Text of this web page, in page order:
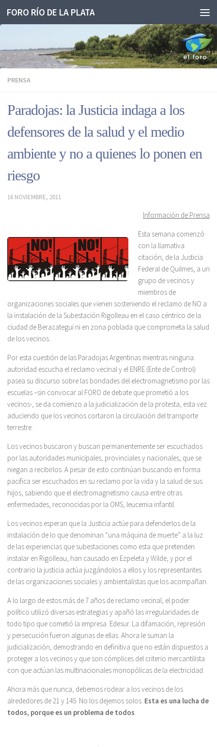
Saltar al contenido
FORO RÍO DE LA PLATA
PRENSA
Paradojas: la Justicia indaga a los
defensores de la salud y el medio
ambiente y no a quienes lo ponen en
riesgo
16 NOVIEMBRE, 2011
Información de Prensa
Esta semana comenzó
con la llamativa
citación, de la Justicia
Federal de Quilmes, a un
grupo de vecinos y
miembros de
organizaciones sociales que vienen sosteniendo el reclamo de NO a
la instalación de la Subestación Rigolleau en el caso céntrico de la
ciudad de Berazategui ni en zona poblada que comprometa la salud
de los vecinos.
Por esta cuestión de las Paradojas Argentinas mientras ninguna
autoridad escucha el reclamo vecinal y el ENRE (Ente de Control)
pasea su discurso sobre las bondades del electromagnetismo por las
escuelas –sin convocar al FORO de debate que prometió a los
vecinos-, se da comienzo a la judicialización de la protesta, esta vez
aduciendo que los vecinos cortaron la circulación del transporte
terrestre.
Los vecinos buscaron y buscan permanentemente ser escuchados
por las autoridades municipales, provinciales y nacionales, que se
niegan a recibirlos. A pesar de esto continúan buscando en forma
pacifica ser escuchados en su reclamo por la vida y la salud de sus
hijos, sabiendo que el electromagnetismo causa entre otras
enfermedades, reconocidas por la OMS, leucemia infantil.
Los vecinos esperan que la Justicia actúe para defenderlos de la
instalación de lo que denominan “una máquina de muerte” a la luz
de las experiencias que subestaciones como esta que pretenden
instalar en Rigolleau, han causado en Ezpeleta y Wilde, y por el
contrario la justicia actúa juzgándolos a ellos y los representantes
de las organizaciones sociales y ambientalistas que los acompañan.
A lo largo de estos más de 7 años de reclamo vecinal, el poder
político utilizó diversas estrategias y apañó las irregularidades de
todo tipo que cometió la empresa Edesur. La difamación, represión
y persecución fueron algunas de ellas. Ahora le suman la
judicialización, demostrando en definitiva que no están dispuestos a
proteger a los vecinos y que son cómplices del criterio mercantilista
con que actúan las multinacionales monopólicas de la electricidad.
Ahora más que nunca, debemos rodear a los vecinos de los
alrededores de 21 y 145. No los dejemos solos. Esta es una lucha de
todos, porque es un problema de todos.